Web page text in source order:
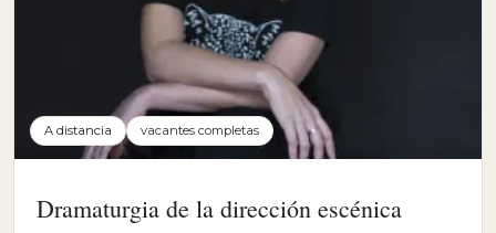
A distancia vacantes completas
Dramaturgia de la dirección escénica